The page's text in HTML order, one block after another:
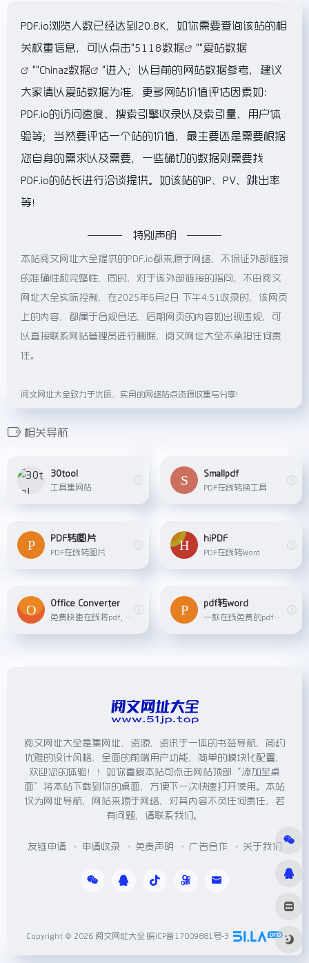
PDF.io浏览人数已经达到20.8K，如你需要查询该站的相
关权重信息，可以点击"5118数据 ""爱站数据
""Chinaz数据
"进入；以目前的网站数据参考，建议
大家请以爱站数据为准，更多网站价值评估因素如：
PDF.io的访问速度、搜索引擎收录以及索引量、用户体
验等；当然要评估一个站的价值，最主要还是需要根据
您自身的需求以及需要，一些确切的数据则需要找
PDF.io的站长进行洽谈提供。如该站的IP、PV、跳出率
等！
特别声明
本站阅文网址大全提供的PDF.io都来源于网络，不保证外部链接
的准确性和完整性，同时，对于该外部链接的指向，不由阅文
网址大全实际控制，在2025年6月2日 下午4:51收录时，该网页
上的内容，都属于合规合法，后期网页的内容如出现违规，可
以直接联系网站管理员进行删除，阅文网址大全不承担任何责
任。
阅文网址大全致力于优质、实用的网络站点资源收集与分享！
相关导航
30tool
工具集网站
Smallpdf
PDF在线转换工具
PDF转图片
PDF在线转图片
hiPDF
PDF在线转Word
Office Converter
免费快速在线将pdf, 图像, 视频, 文档, 音频, 电子书及压缩等文件格式转换为其他格式
pdf转word
一款在线免费的pdf转word、word转pdf、pdf合并、pdf转jpg图片、excel、cad、ppt、html等文件格式转换工具
阅文网址大全是集网址、资源、资讯于一体的书签导航，简约
优雅的设计风格，全面的前端用户功能，简单的模块化配置，
欢迎您的体验！！如你喜爱本站可点击网站顶部“添加至桌
面”将本站下载到你的桌面，方便下一次快速打开使用。本站
仅为网址导航，网站来源于网络，对其内容不负任何责任，若
有问题，请联系我们。
友链申请 申请收录 免责声明 广告合作 关于我们
Copyright © 2026 阅文网址大全 皖ICP备17009881号-3